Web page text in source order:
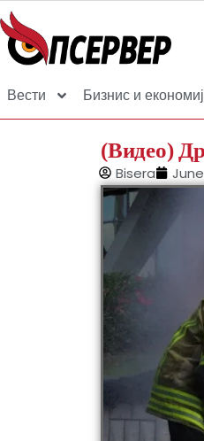
Вести Бизнис и
(Видео)
Bisera